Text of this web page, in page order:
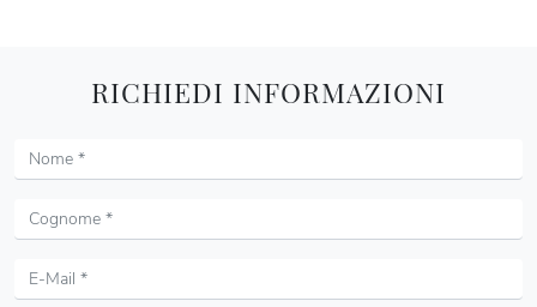
RICHIEDI INFORMAZIONI